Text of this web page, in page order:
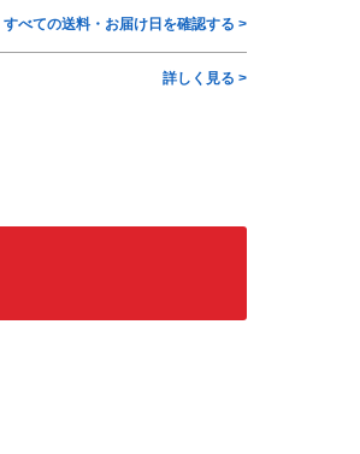
すべての送料・お届け日を確認する >
詳しく見る >